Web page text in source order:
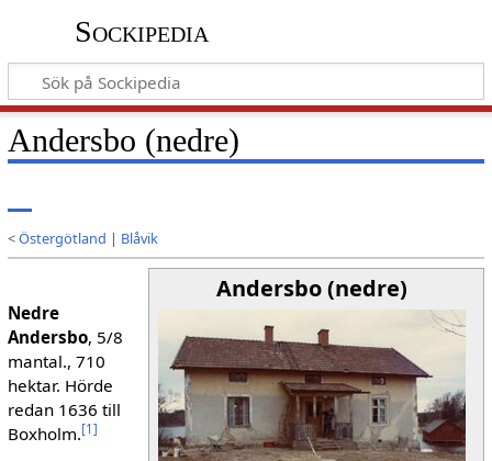
Sockipedia
Andersbo (nedre)
<Östergötland | Blåvik
Andersbo (nedre)
Nedre
Andersbo, 5/8
mantal., 710
hektar. Hörde
redan 1636 till
Boxholm.[1 ]